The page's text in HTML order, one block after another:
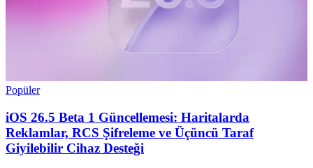
Popüler
iOS 26.5 Beta 1 Güncellemesi: Haritalarda
Reklamlar, RCS Şifreleme ve Üçüncü Taraf
Giyilebilir Cihaz Desteği